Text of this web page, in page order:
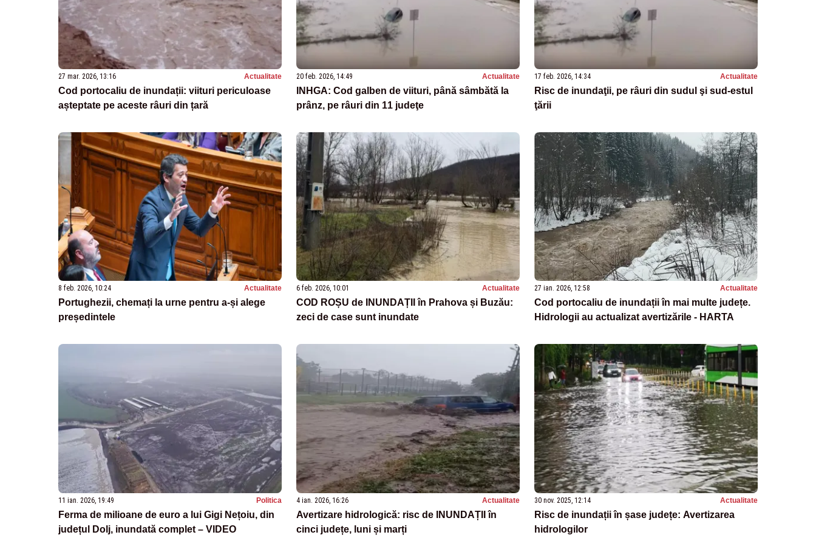
27 mar. 2026, 13:16 Actualitate
Cod portocaliu de inundații: viituri periculoase
așteptate pe aceste râuri din țară
20 feb. 2026, 14:49 Actualitate
INHGA: Cod galben de viituri, până sâmbătă la
prânz, pe râuri din 11 judeţe
17 feb. 2026, 14:34 Actualitate
Risc de inundaţii, pe râuri din sudul şi sud-estul
ţării
8 feb. 2026, 10:24 Actualitate
Portughezii, chemați la urne pentru a-și alege
președintele
6 feb. 2026, 10:01 Actualitate
COD ROȘU de INUNDAȚII în Prahova și Buzău:
zeci de case sunt inundate
27 ian. 2026, 12:58 Actualitate
Cod portocaliu de inundații în mai multe județe.
Hidrologii au actualizat avertizările - HARTA
11 ian. 2026, 19:49 Politica
Ferma de milioane de euro a lui Gigi Nețoiu, din
județul Dolj, inundată complet – VIDEO
4 ian. 2026, 16:26 Actualitate
Avertizare hidrologică: risc de INUNDAȚII în
cinci județe, luni și marți
30 nov. 2025, 12:14 Actualitate
Risc de inundații în șase județe: Avertizarea
hidrologilor